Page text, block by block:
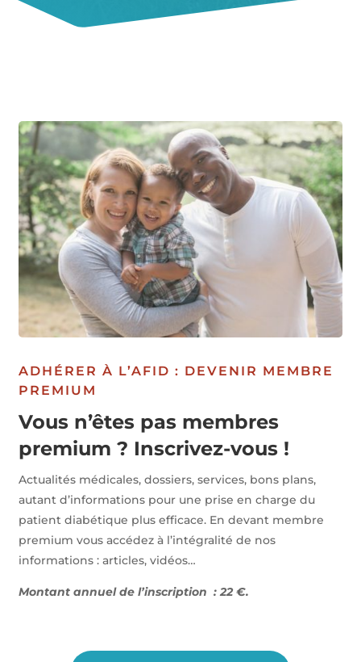
ADHÉRER À L’AFID : DEVENIR MEMBRE
PREMIUM
Vous n’êtes pas membres
premium ? Inscrivez-vous !
Actualités médicales, dossiers, services, bons plans,
autant d’informations pour une prise en charge du
patient diabétique plus efficace. En devant membre
premium vous accédez à l’intégralité de nos
informations : articles, vidéos…
Montant annuel de l’inscription : 22 €.